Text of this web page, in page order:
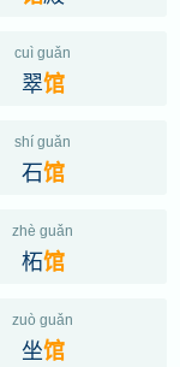
cuì guǎn
翠馆
shí guǎn
石馆
zhè guǎn
柘馆
zuò guǎn
坐馆